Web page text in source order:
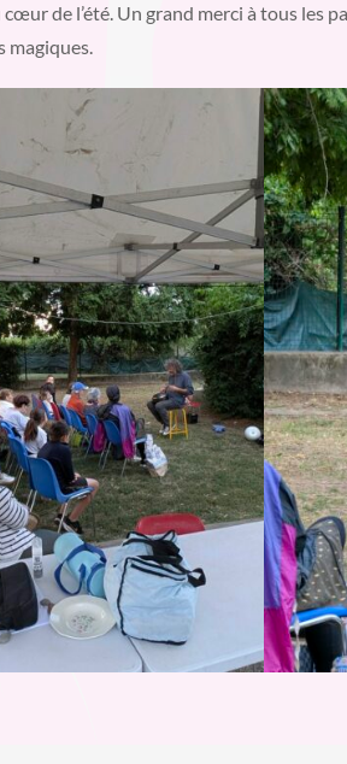
de l’été. Un grand merci à tous les
magiques.